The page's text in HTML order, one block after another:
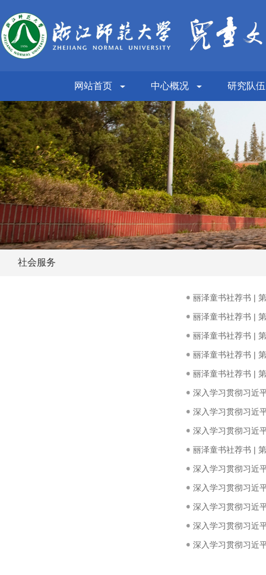
网站首页 中心概况 研究队伍
社会服务
丽泽童书社荐书 |
丽泽童书社荐书 |
丽泽童书社荐书 |
丽泽童书社荐书 |
丽泽童书社荐书 |
深入学习贯彻习近
深入学习贯彻习近
深入学习贯彻习近
丽泽童书社荐书 |
深入学习贯彻习近
深入学习贯彻习近
深入学习贯彻习近
深入学习贯彻习近
深入学习贯彻习近